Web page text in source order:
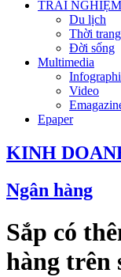
TRẢI NGHIỆM
Du lịch
Thời trang
Đời sống
Multimedia
Video
Epaper
KINH
Ngân hàng
Sắp có
hàng trên